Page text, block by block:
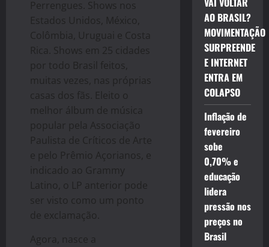
Perrengues. Shows nos
Estados Unidos, México,
Colômbia, Uruguai e Costa
Rica. Shows em 25 cidades
por todo Brasil feitos,
muitas vezes, nas próprias
casas dos fãs. Eleito o
melhor álbum de música
popular pela Associação
Paulista de Críticos de Arte
e pelo Prêmio Açorianos, e
indicado ao Grammy
Latino, o LP anterior pode
ser visto como um ponto
de exclamação.
Agora, nasce a
AO BRASIL?
MOVIMENTAÇÃO
SURPREENDE
E INTERNET
ENTRA EM
COLAPSO
Inflação de
fevereiro
sobe
0,70% e
educação
lidera
pressão nos
preços no
Brasil